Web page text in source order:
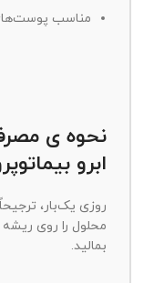
مناسب
نحوه ی
ابرو
روزی یک‌بار،
محلول را روی ریشه
بمالید.